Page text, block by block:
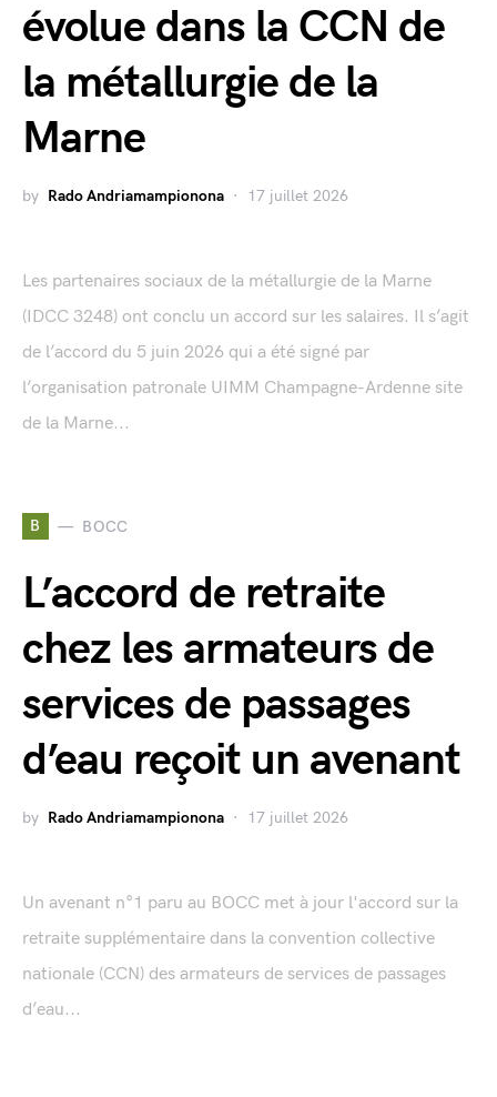
évolue dans la CCN de
la métallurgie de la
Marne
by Rado Andriamampionona 17 juillet 2026
Les partenaires sociaux de la métallurgie de la Marne
(IDCC 3248) ont conclu un accord sur les salaires. Il s’agit
de l’accord du 5 juin 2026 qui a été signé par
l’organisation patronale UIMM Champagne-Ardenne site
de la Marne...
B BOCC
L’accord de retraite
chez les armateurs de
services de passages
d’eau reçoit un avenant
by Rado Andriamampionona 17 juillet 2026
Un avenant n°1 paru au BOCC met à jour l'accord sur la
retraite supplémentaire dans la convention collective
nationale (CCN) des armateurs de services de passages
d’eau...